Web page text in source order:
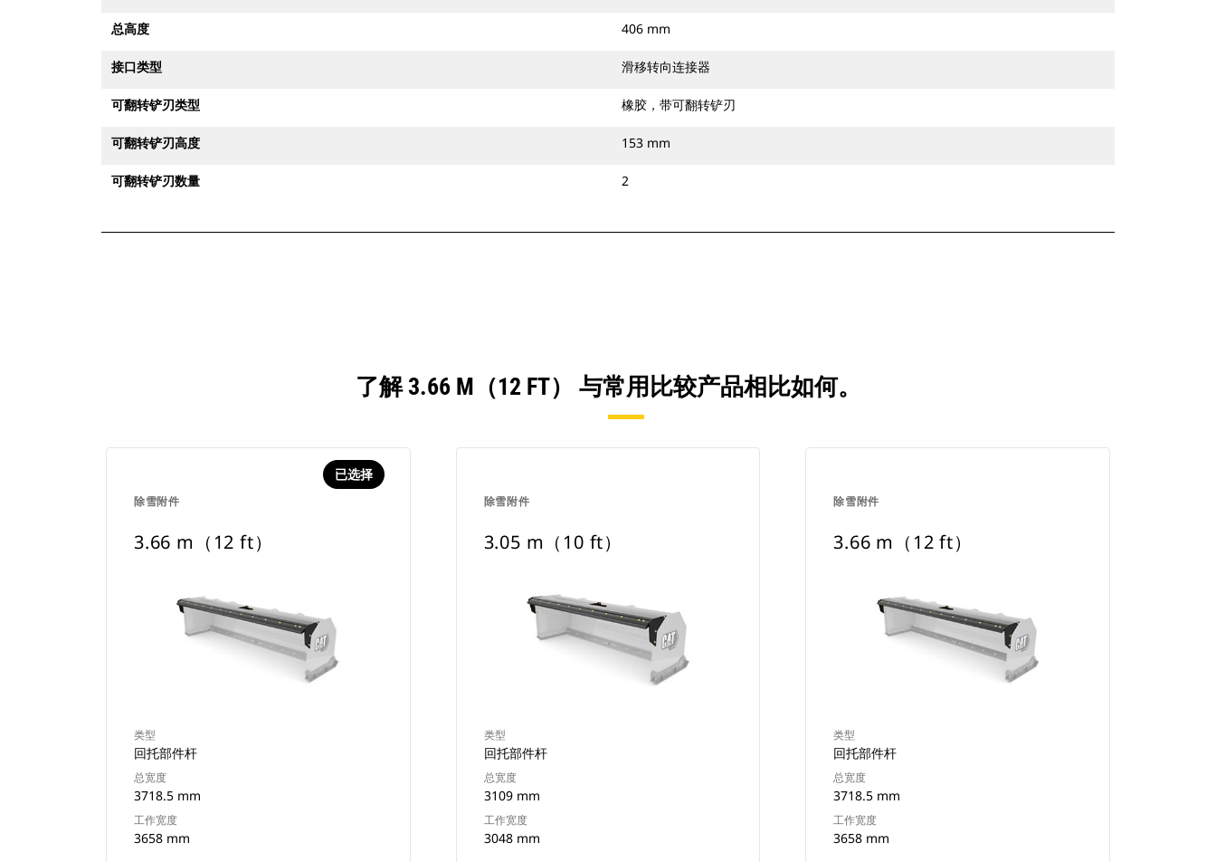
总高度 406 mm
接口类型 滑移转向连接器
可翻转铲刃类型 橡胶，带可翻转铲刃
可翻转铲刃高度 153 mm
可翻转铲刃数量 2
了解 3.66 M（12 FT） 与常用比较产品相比如何。
除雪附件
已选择
3.66 m（12 ft）
类型
回托部件杆
总宽度
3718.5 mm
工作宽度
3658 mm
除雪附件
3.05 m（10 ft）
类型
回托部件杆
总宽度
3109 mm
工作宽度
3048 mm
除雪附件
3.66 m（12 ft）
类型
回托部件杆
总宽度
3718.5 mm
工作宽度
3658 mm